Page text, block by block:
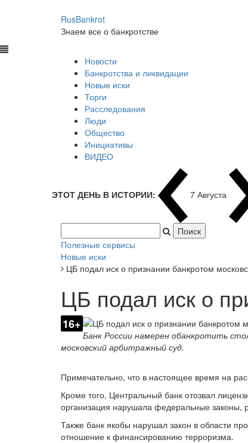
RusBankrot
Знаем все о банкротстве
Новости
Банкротства и ликвидации
Новые иски
Торги
Расследования
Люди
Общество
Инициативы
ВИДЕО
ЭТОТ ДЕНЬ В ИСТОРИИ: 7 Августа
Полезные сервисы
Новые иски
ЦБ подал иск о признании банкротом
ЦБ подал иск о
16+
Банк России намерен обанкротить
московский арбитражный суд.
Примечательно, что в настоящее время на
Кроме того, Центральный банк отозвал
организация нарушала федеральные законы,
Также банк якобы нарушал закон в области
отношение к финансированию терроризма.